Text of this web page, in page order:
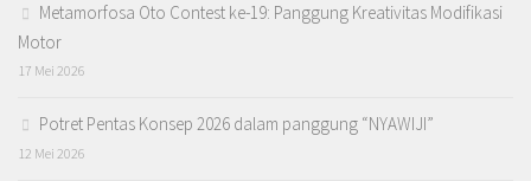
Metamorfosa Oto Contest ke-19: Panggung Kreativitas Modifikasi
Motor
17 Mei 2026
Potret Pentas Konsep 2026 dalam panggung “NYAWIJI”
12 Mei 2026